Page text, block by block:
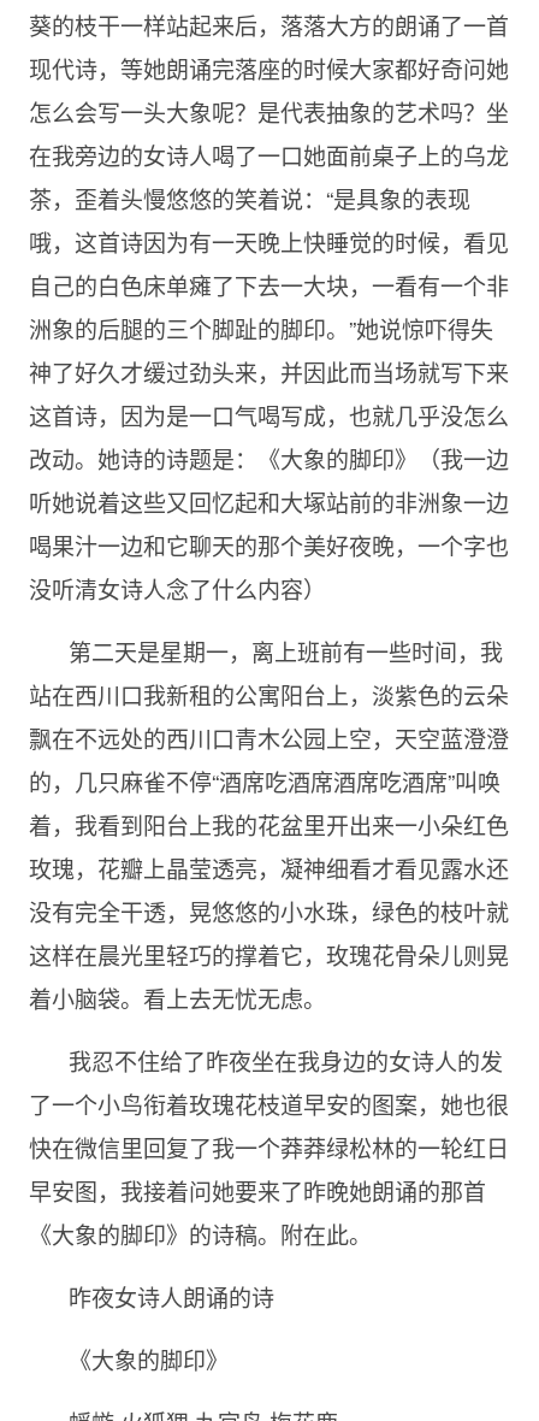
葵的枝干一样站起来后，落落大方的朗诵了一首
现代诗，等她朗诵完落座的时候大家都好奇问她
怎么会写一头大象呢？是代表抽象的艺术吗？坐
在我旁边的女诗人喝了一口她面前桌子上的乌龙
茶，歪着头慢悠悠的笑着说：“是具象的表现
哦，这首诗因为有一天晚上快睡觉的时候，看见
自己的白色床单瘫了下去一大块，一看有一个非
洲象的后腿的三个脚趾的脚印。”她说惊吓得失
神了好久才缓过劲头来，并因此而当场就写下来
这首诗，因为是一口气喝写成，也就几乎没怎么
改动。她诗的诗题是：《大象的脚印》（我一边
听她说着这些又回忆起和大塚站前的非洲象一边
喝果汁一边和它聊天的那个美好夜晚，一个字也
没听清女诗人念了什么内容）
第二天是星期一，离上班前有一些时间，我
站在西川口我新租的公寓阳台上，淡紫色的云朵
飘在不远处的西川口青木公园上空，天空蓝澄澄
的，几只麻雀不停“酒席吃酒席酒席吃酒席”叫唤
着，我看到阳台上我的花盆里开出来一小朵红色
玫瑰，花瓣上晶莹透亮，凝神细看才看见露水还
没有完全干透，晃悠悠的小水珠，绿色的枝叶就
这样在晨光里轻巧的撑着它，玫瑰花骨朵儿则晃
着小脑袋。看上去无忧无虑。
我忍不住给了昨夜坐在我身边的女诗人的发
了一个小鸟衔着玫瑰花枝道早安的图案，她也很
快在微信里回复了我一个莽莽绿松林的一轮红日
早安图，我接着问她要来了昨晚她朗诵的那首
《大象的脚印》的诗稿。附在此。
昨夜女诗人朗诵的诗
《大象的脚印》